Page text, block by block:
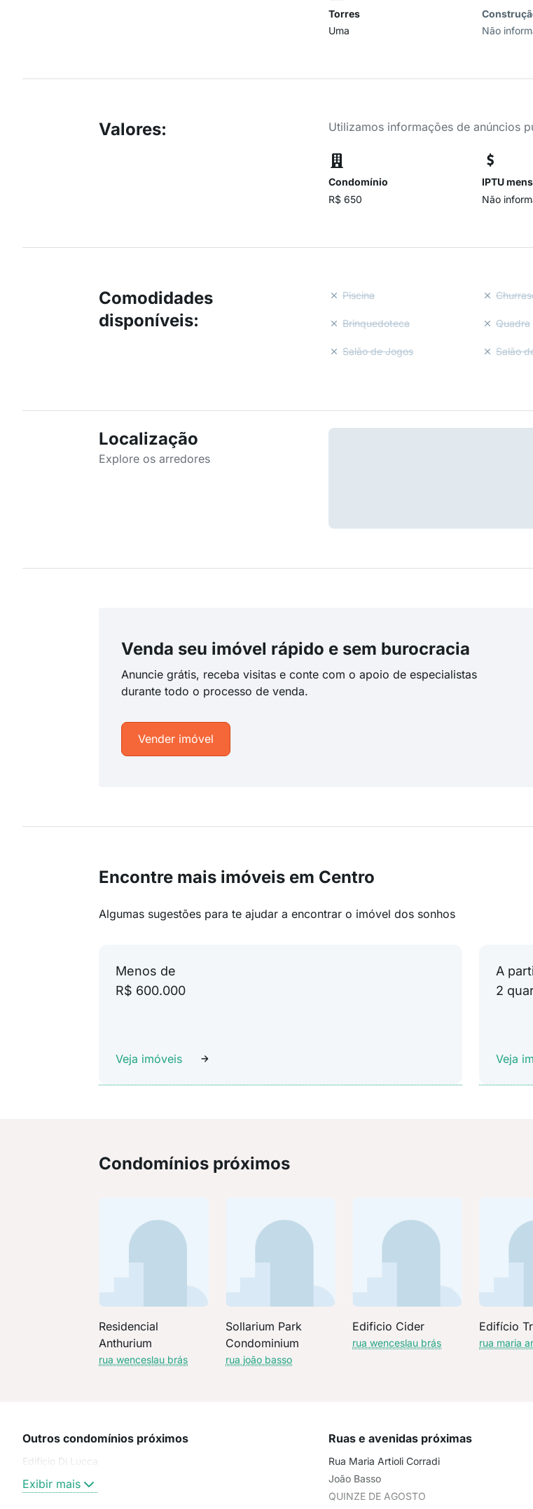
Torres
Uma
Não
Valores: Utilizamos informações de anúncios
Condomínio
R$ 650
IPTU
Não
Comodidades
disponíveis:
Piscina
Brinquedoteca Quadra
Salão de Jogos Salão
Localização
Explore os arredores
Venda seu imóvel rápido e sem burocracia
Anuncie grátis, receba visitas e conte com o apoio de especialistas
durante todo o processo de venda.
Vender imóvel
Encontre mais imóveis em Centro
Algumas sugestões para te ajudar a encontrar o imóvel dos sonhos
Menos de
R$ 600.000
Veja imóveis
A
2
Veja
Condomínios próximos
Residencial
Anthurium
rua wenceslau brás
Sollarium Park
Condominium
rua joão basso
Edificio Cider
rua wenceslau brás
Edifício
rua maria
Outros condomínios próximos
Edifício Di Lucca
Exibir mais
Ruas e avenidas próximas
Rua Maria Artioli Corradi
João Basso
QUINZE DE AGOSTO